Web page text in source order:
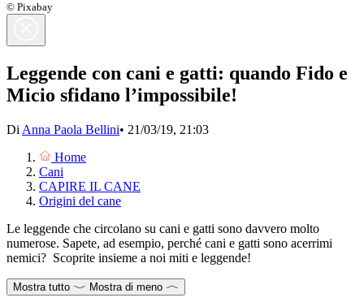
© Pixabay
Leggende con cani e gatti: quando Fido e
Micio sfidano l’impossibile!
Di Anna Paola Bellini• 21/03/19, 21:03
Home
Cani
CAPIRE IL CANE
Origini del cane
Le leggende che circolano su cani e gatti sono davvero molto
numerose. Sapete, ad esempio, perché cani e gatti sono acerrimi
nemici? Scoprite insieme a noi miti e leggende!
Mostra tutto Mostra di meno